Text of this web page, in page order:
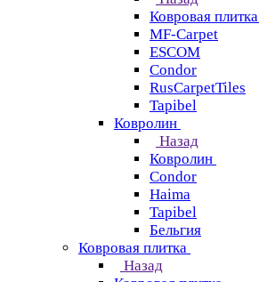
Ковровая плитка
MF-Carpet
ESCOM
Condor
RusCarpetTiles
Tapibel
Ковролин
Назад
Ковролин
Condor
Haima
Tapibel
Бельгия
Ковровая плитка
Назад